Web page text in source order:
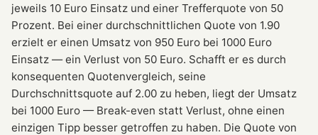
jeweils 10 Euro Einsatz und einer Trefferquote von 50
Prozent. Bei einer durchschnittlichen Quote von 1.90
erzielt er einen Umsatz von 950 Euro bei 1000 Euro
Einsatz — ein Verlust von 50 Euro. Schafft er es durch
konsequenten Quotenvergleich, seine
Durchschnittsquote auf 2.00 zu heben, liegt der Umsatz
bei 1000 Euro — Break-even statt Verlust, ohne einen
einzigen Tipp besser getroffen zu haben. Die Quote von